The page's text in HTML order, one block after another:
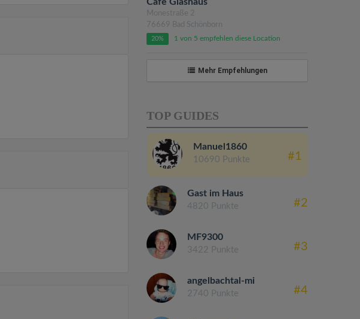
Cafe Glashaus
Monestraße 2
76669 Bad Schönborn
20% 1 von 5 empfehlen diese Location
Mehr Empfehlungen
TOP GUIDES
Manuel1860
10690 Punkte #1
Gast im Haus
4820 Punkte #2
MF9300
3422 Punkte #3
angelbachtal-mi
2740 Punkte #4